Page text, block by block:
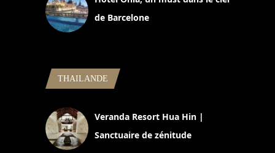
de Barcelone
THAILANDE
Veranda Resort Hua Hin |
Sanctuaire de zénitude